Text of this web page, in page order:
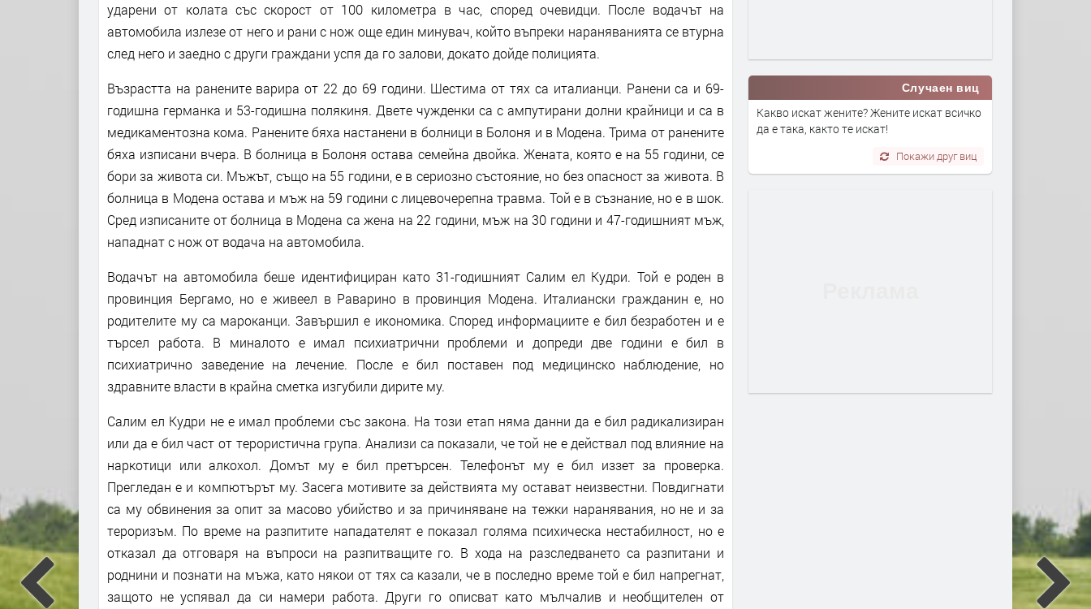
ударени от колата със скорост от 100 километра в час, според очевидци. После водачът на
автомобила излезе от него и рани с нож още един минувач, който въпреки нараняванията се втурна
след него и заедно с други граждани успя да го залови, докато дойде полицията.
Възрастта на ранените варира от 22 до 69 години. Шестима от тях са италианци. Ранени са и 69-
годишна германка и 53-годишна полякиня. Двете чужденки са с ампутирани долни крайници и са в
медикаментозна кома. Ранените бяха настанени в болници в Болоня и в Модена. Трима от ранените
бяха изписани вчера. В болница в Болоня остава семейна двойка. Жената, която е на 55 години, се
бори за живота си. Мъжът, също на 55 години, е в сериозно състояние, но без опасност за живота. В
болница в Модена остава и мъж на 59 години с лицевочерепна травма. Той е в съзнание, но е в шок.
Сред изписаните от болница в Модена са жена на 22 години, мъж на 30 години и 47-годишният мъж,
нападнат с нож от водача на автомобила.
Водачът на автомобила беше идентифициран като 31-годишният Салим ел Кудри. Той е роден в
провинция Бергамо, но е живеел в Раварино в провинция Модена. Италиански гражданин е, но
родителите му са мароканци. Завършил е икономика. Според информациите е бил безработен и е
търсел работа. В миналото е имал психиатрични проблеми и допреди две години е бил в
психиатрично заведение на лечение. После е бил поставен под медицинско наблюдение, но
здравните власти в крайна сметка изгубили дирите му.
Салим ел Кудри не е имал проблеми със закона. На този етап няма данни да е бил радикализиран
или да е бил част от терористична група. Анализи са показали, че той не е действал под влияние на
наркотици или алкохол. Домът му е бил претърсен. Телефонът му е бил иззет за проверка.
Прегледан е и компютърът му. Засега мотивите за действията му остават неизвестни. Повдигнати
са му обвинения за опит за масово убийство и за причиняване на тежки наранявания, но не и за
тероризъм. По време на разпитите нападателят е показал голяма психическа нестабилност, но е
отказал да отговаря на въпроси на разпитващите го. В хода на разследването са разпитани и
роднини и познати на мъжа, като някои от тях са казали, че в последно време той е бил напрегнат,
защото не успявал да си намери работа. Други го описват като мълчалив и необщителен от
Случаен виц
Какво искат жените? Жените искат всичко
да е така, както те искат!
Покажи друг виц